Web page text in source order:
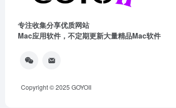
专注收集分享优质网站
Mac应用软件，不定期更新大量精品Mac软件
Copyright © 2025 GOYOII